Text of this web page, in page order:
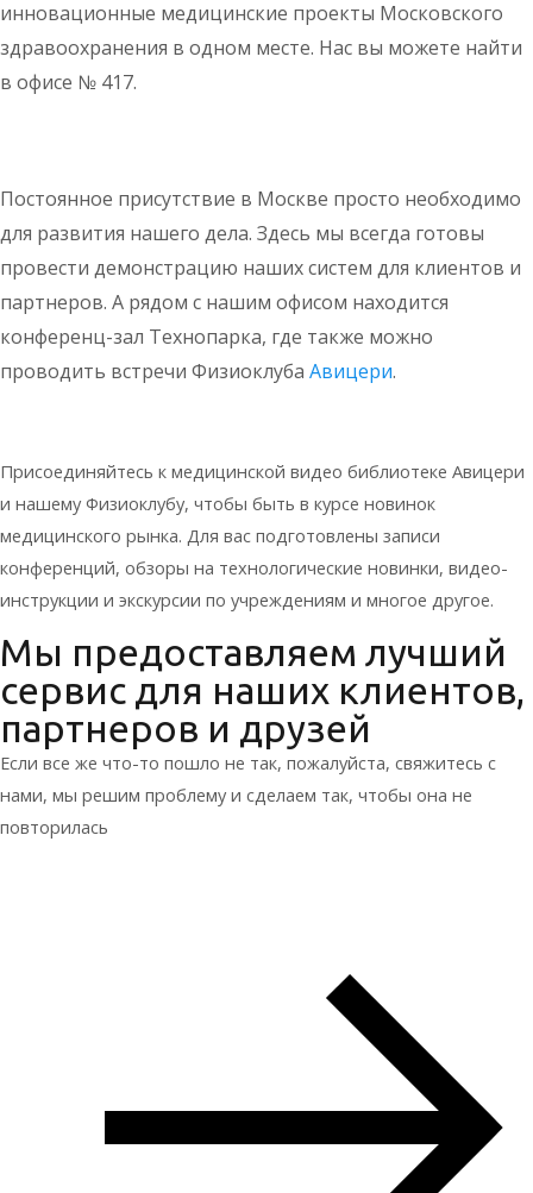
инновационные медицинские проекты Московского
здравоохранения в одном месте. Нас вы можете найти
в офисе № 417.
Постоянное присутствие в Москве просто необходимо
для развития нашего дела. Здесь мы всегда готовы
провести демонстрацию наших систем для клиентов и
партнеров. А рядом с нашим офисом находится
конференц-зал Технопарка, где также можно
проводить встречи Физиоклуба Авицери.
Присоединяйтесь к медицинской видео библиотеке Авицери
и нашему Физиоклубу, чтобы быть в курсе новинок
медицинского рынка. Для вас подготовлены записи
конференций, обзоры на технологические новинки, видео-
инструкции и экскурсии по учреждениям и многое другое.
Мы предоставляем лучший
сервис для наших клиентов,
партнеров и друзей
Если все же что-то пошло не так, пожалуйста, свяжитесь с
нами, мы решим проблему и сделаем так, чтобы она не
повторилась